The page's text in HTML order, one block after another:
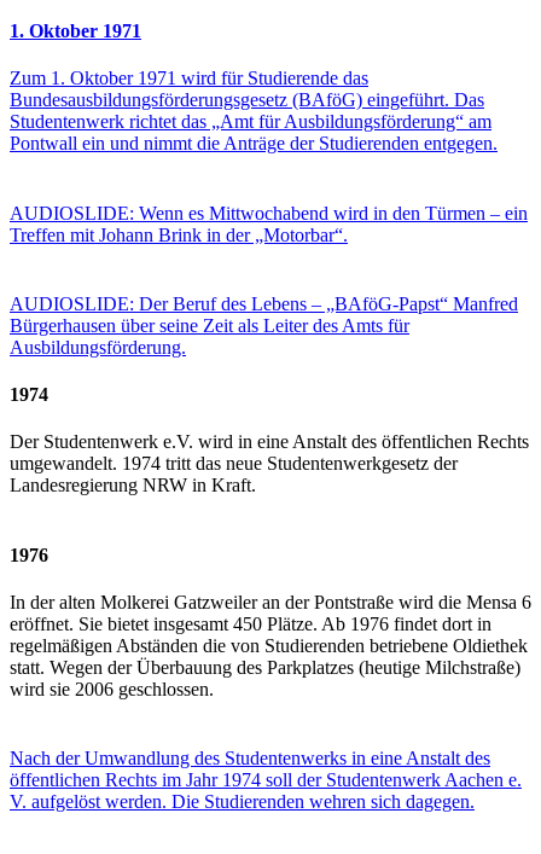
1. Oktober 1971
Zum 1. Oktober 1971 wird für Studierende das
Bundesausbildungsförderungsgesetz (BAföG) eingeführt. Das
Studentenwerk richtet das „Amt für Ausbildungsförderung“ am
Pontwall ein und nimmt die Anträge der Studierenden entgegen.
AUDIOSLIDE: Wenn es Mittwochabend wird in den Türmen – ein
Treffen mit Johann Brink in der „Motorbar“.
AUDIOSLIDE: Der Beruf des Lebens – „BAföG-Papst“ Manfred
Bürgerhausen über seine Zeit als Leiter des Amts für
Ausbildungsförderung.
1974
Der Studentenwerk e.V. wird in eine Anstalt des öffentlichen Rechts
umgewandelt. 1974 tritt das neue Studentenwerkgesetz der
Landesregierung NRW in Kraft.
1976
In der alten Molkerei Gatzweiler an der Pontstraße wird die Mensa 6
eröffnet. Sie bietet insgesamt 450 Plätze. Ab 1976 findet dort in
regelmäßigen Abständen die von Studierenden betriebene Oldiethek
statt. Wegen der Überbauung des Parkplatzes (heutige Milchstraße)
wird sie 2006 geschlossen.
Nach der Umwandlung des Studentenwerks in eine Anstalt des
öffentlichen Rechts im Jahr 1974 soll der Studentenwerk Aachen e.
V. aufgelöst werden. Die Studierenden wehren sich dagegen.